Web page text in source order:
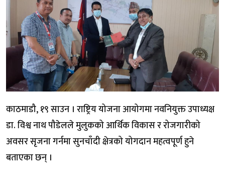
काठमाडौ, १९ साउन । राष्ट्रिय योजना आयोगमा नवनियुक्त उपाध्यक्ष
डा. विश्व नाथ पौडेलले मुलुकको आर्थिक विकास र रोजगारीको
अवसर सृजना गर्नमा सुनचाँदी क्षेत्रको योगदान महत्वपूर्ण हुने
बताएका छन् ।